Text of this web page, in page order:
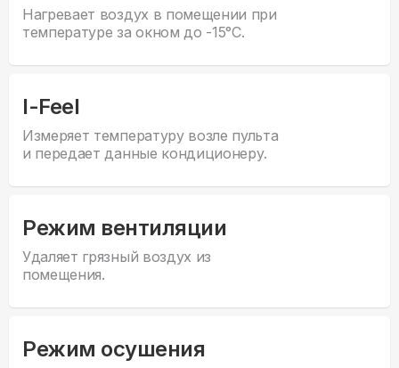
Нагревает воздух в помещении при
температуре за окном до -15°С.
I-Feel
Измеряет температуру возле пульта
и передает данные кондиционеру.
Режим вентиляции
Удаляет грязный воздух из
помещения.
Режим осушения